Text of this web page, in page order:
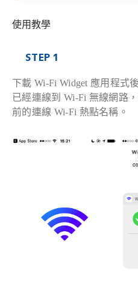
使用教學
STEP 1
下載 Wi-Fi Widget 應用程式
已經連線到 Wi-Fi 無線網路
前的連線 Wi-Fi 熱點名稱。